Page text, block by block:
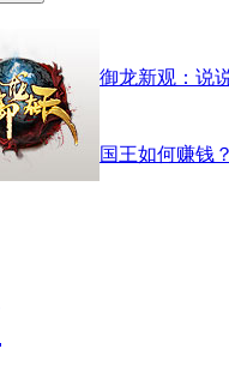
御龙新观：说
国王如何赚钱